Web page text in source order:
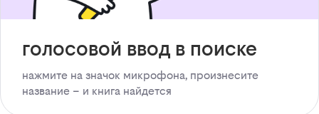
голосовой ввод в поиске
нажмите на значок микрофона, произнесите
название – и книга найдется